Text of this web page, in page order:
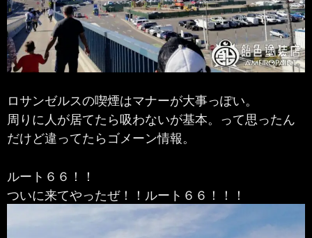
ロサンゼルスの喫煙はマナーが大事っぽい。
周りに人が居てたら吸わないが基本。って思ったん
だけど違ってたらゴメーン情報。
ルート６６！！
ついに来てやったぜ！！ルート６６！！！